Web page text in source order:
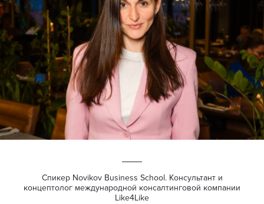
Спикер Novikov Business School. Консультант и
концептолог международной консалтинговой компании
Like4Like